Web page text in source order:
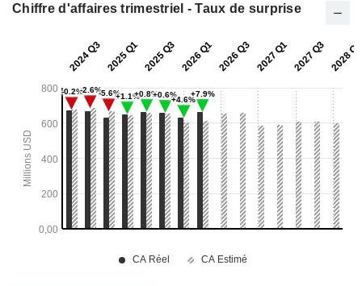
Chiffre d'affaires trimestriel - Taux de surprise